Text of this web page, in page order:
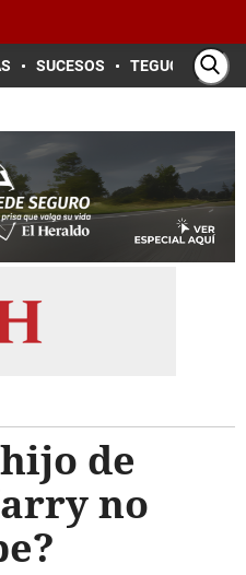
SUCESOS TEGUCIGALPA
de
no